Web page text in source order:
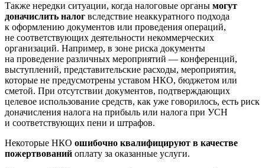
Также нередки ситуации, когда налоговые органы могут
доначислить налог вследствие неаккуратного подхода
к оформлению документов или проведения операций,
не соответствующих деятельности некоммерческих
организаций. Например, в зоне риска документы
на проведение различных мероприятий — конференций,
выступлений, представительские расходы, мероприятия,
которые не предусмотрены уставом НКО, бюджетом или
сметой. При отсутствии документов, подтверждающих
целевое использование средств, как уже говорилось, есть риск
доначисления налога на прибыль или налога при УСН
и соответствующих пени и штрафов.
Некоторые НКО ошибочно квалифицируют в качестве
пожертвований оплату за оказанные услуги.